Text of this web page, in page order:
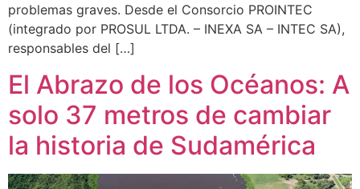
problemas graves. Desde el Consorcio PROINTEC
(integrado por PROSUL LTDA. – INEXA SA – INTEC SA),
responsables del […]
El Abrazo de los Océanos: A
solo 37 metros de cambiar
la historia de Sudamérica